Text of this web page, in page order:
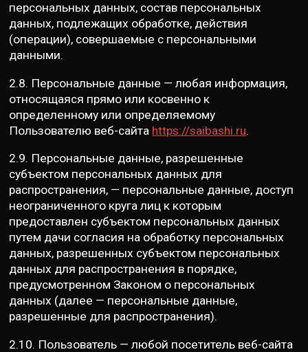
персональных данных, состав персональных
данных, подлежащих обработке, действия
(операции), совершаемые с персональными
данными.
2.8. Персональные данные — любая информация,
относящаяся прямо или косвенно к
определенному или определяемому
Пользователю веб-сайта https://saibashi.ru.
2.9. Персональные данные, разрешенные
субъектом персональных данных для
распространения, — персональные данные, доступ
неограниченного круга лиц к которым
предоставлен субъектом персональных данных
путем дачи согласия на обработку персональных
данных, разрешенных субъектом персональных
данных для распространения в порядке,
предусмотренном Законом о персональных
данных (далее — персональные данные,
разрешенные для распространения).
2.10. Пользователь — любой посетитель веб-сайта